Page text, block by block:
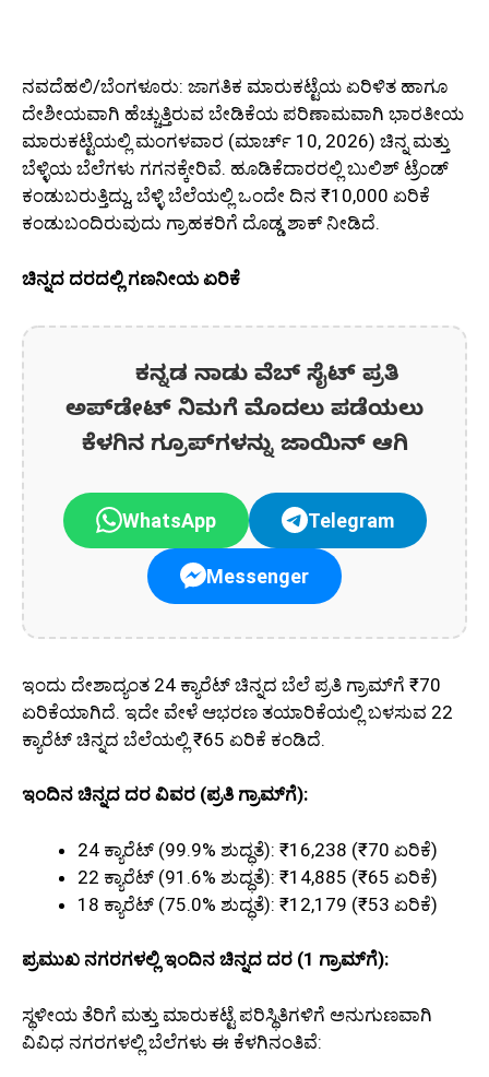
ನವದೆಹಲಿ/ಬೆಂಗಳೂರು: ಜಾಗತಿಕ ಮಾರುಕಟ್ಟೆಯ ಏರಿಳಿತ ಹಾಗೂ
ದೇಶೀಯವಾಗಿ ಹೆಚ್ಚುತ್ತಿರುವ ಬೇಡಿಕೆಯ ಪರಿಣಾಮವಾಗಿ ಭಾರತೀಯ
ಮಾರುಕಟ್ಟೆಯಲ್ಲಿ ಮಂಗಳವಾರ (ಮಾರ್ಚ್ 10, 2026) ಚಿನ್ನ ಮತ್ತು
ಬೆಳ್ಳಿಯ ಬೆಲೆಗಳು ಗಗನಕ್ಕೇರಿವೆ. ಹೂಡಿಕೆದಾರರಲ್ಲಿ ಬುಲಿಶ್ ಟ್ರೆಂಡ್
ಕಂಡುಬರುತ್ತಿದ್ದು, ಬೆಳ್ಳಿ ಬೆಲೆಯಲ್ಲಿ ಒಂದೇ ದಿನ ₹10,000 ಏರಿಕೆ
ಕಂಡುಬಂದಿರುವುದು ಗ್ರಾಹಕರಿಗೆ ದೊಡ್ಡ ಶಾಕ್ ನೀಡಿದೆ.
ಚಿನ್ನದ ದರದಲ್ಲಿ ಗಣನೀಯ ಏರಿಕೆ
ಕನ್ನಡ ನಾಡು ವೆಬ್ ಸೈಟ್ ಪ್ರತಿ
ಅಪ್‌ಡೇಟ್‌ ನಿಮಗೆ ಮೊದಲು ಪಡೆಯಲು
ಕೆಳಗಿನ ಗ್ರೂಪ್‌ಗಳನ್ನು ಜಾಯಿನ್ ಆಗಿ
WhatsApp Telegram
Messenger
ಇಂದು ದೇಶಾದ್ಯಂತ 24 ಕ್ಯಾರೆಟ್ ಚಿನ್ನದ ಬೆಲೆ ಪ್ರತಿ ಗ್ರಾಮ್‌ಗೆ ₹70
ಏರಿಕೆಯಾಗಿದೆ. ಇದೇ ವೇಳೆ ಆಭರಣ ತಯಾರಿಕೆಯಲ್ಲಿ ಬಳಸುವ 22
ಕ್ಯಾರೆಟ್ ಚಿನ್ನದ ಬೆಲೆಯಲ್ಲಿ ₹65 ಏರಿಕೆ ಕಂಡಿದೆ.
ಇಂದಿನ ಚಿನ್ನದ ದರ ವಿವರ (ಪ್ರತಿ ಗ್ರಾಮ್‌ಗೆ):
24 ಕ್ಯಾರೆಟ್ (99.9% ಶುದ್ಧತೆ): ₹16,238 (₹70 ಏರಿಕೆ)
22 ಕ್ಯಾರೆಟ್ (91.6% ಶುದ್ಧತೆ): ₹14,885 (₹65 ಏರಿಕೆ)
18 ಕ್ಯಾರೆಟ್ (75.0% ಶುದ್ಧತೆ): ₹12,179 (₹53 ಏರಿಕೆ)
ಪ್ರಮುಖ ನಗರಗಳಲ್ಲಿ ಇಂದಿನ ಚಿನ್ನದ ದರ (1 ಗ್ರಾಮ್‌ಗೆ):
ಸ್ಥಳೀಯ ತೆರಿಗೆ ಮತ್ತು ಮಾರುಕಟ್ಟೆ ಪರಿಸ್ಥಿತಿಗಳಿಗೆ ಅನುಗುಣವಾಗಿ
ವಿವಿಧ ನಗರಗಳಲ್ಲಿ ಬೆಲೆಗಳು ಈ ಕೆಳಗಿನಂತಿವೆ: